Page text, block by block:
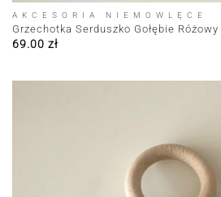
AKCESORIA NIEMOWLĘCE
Grzechotka Serduszko Gołębie Różowy
69.00 zł